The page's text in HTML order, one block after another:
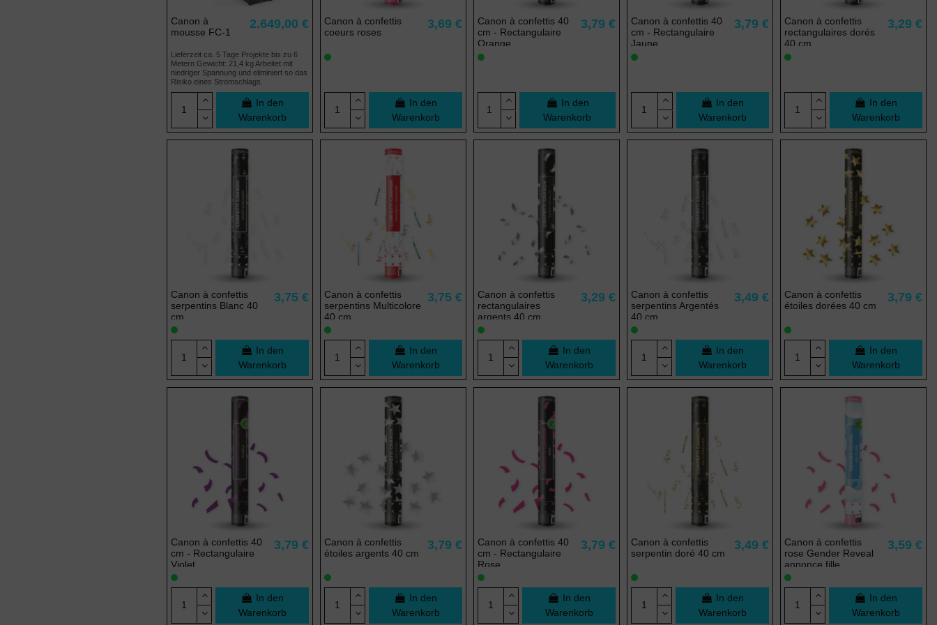
Canon à
mousse FC-1
2.649,00 €
Lieferzeit ca. 5 Tage Projekte bis zu 6
Metern Gewicht: 21,4 kg Arbeitet mit
niedriger Spannung und eliminiert so das
Risiko eines Stromschlags.
In den
Warenkorb
Canon à confettis
coeurs roses
3,69 €
In den
Warenkorb
Canon à confettis 40
cm - Rectangulaire
Orange
3,79 €
In den
Warenkorb
Canon à confettis 40
cm - Rectangulaire
Jaune
3,79 €
In den
Warenkorb
Canon à confettis
rectangulaires dorés
40 cm
3,29 €
In den
Warenkorb
Canon à confettis
serpentins Blanc 40
cm
3,75 €
In den
Warenkorb
Canon à confettis
serpentins Multicolore
40 cm
3,75 €
In den
Warenkorb
Canon à confettis
rectangulaires
argents 40 cm
3,29 €
In den
Warenkorb
Canon à confettis
serpentins Argentés
40 cm
3,49 €
In den
Warenkorb
Canon à confettis
étoiles dorées 40 cm
3,79 €
In den
Warenkorb
Canon à confettis 40
cm - Rectangulaire
Violet
3,79 €
In den
Warenkorb
Canon à confettis
étoiles argents 40 cm
3,79 €
In den
Warenkorb
Canon à confettis 40
cm - Rectangulaire
Rose
3,79 €
In den
Warenkorb
Canon à confettis
serpentin doré 40 cm
3,49 €
In den
Warenkorb
Canon à confettis
rose Gender Reveal
annonce fille
3,59 €
In den
Warenkorb